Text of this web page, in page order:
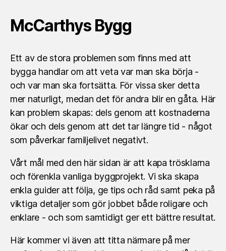
McCarthys Bygg
Ett av de stora problemen som finns med att
bygga handlar om att veta var man ska börja -
och var man ska fortsätta. För vissa sker detta
mer naturligt, medan det för andra blir en gåta. Här
kan problem skapas: dels genom att kostnaderna
ökar och dels genom att det tar längre tid - något
som påverkar familjelivet negativt.
Vårt mål med den här sidan är att kapa trösklarna
och förenkla vanliga byggprojekt. Vi ska skapa
enkla guider att följa, ge tips och råd samt peka på
viktiga detaljer som gör jobbet både roligare och
enklare - och som samtidigt ger ett bättre resultat.
Här kommer vi även att titta närmare på mer